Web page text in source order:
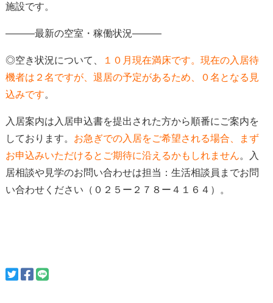
施設です。
―――最新の空室・稼働状況―――
◎空き状況について、 １０ 月現在満床です。現在の入居待
機者は２名ですが、 退居の予定があるため、０名となる見
込みです。
入居案内は入居申込書を提出された方から順番にご案内を
しております。 お急ぎでの入居をご希望される場合、
まず
お申込みいただけると ご期待に沿えるかもしれません。入
居相談や見学のお問い合わせは担当：生活相談員までお問
い合わせください（０２５ー２７８ー４１６４）。